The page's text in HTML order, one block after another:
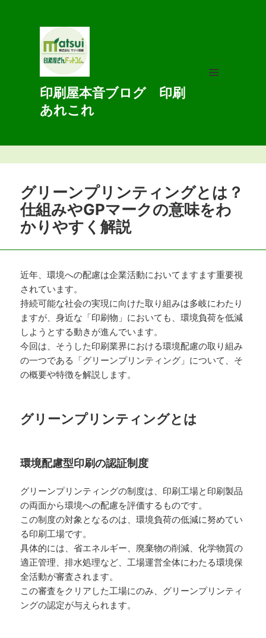
印刷屋本音ブログ 印刷
あれこれ
グリーンプリンティングとは？
仕組みやGPマークの意味をわ
かりやすく解説
近年、環境への配慮は企業活動においてますます重要視
されています。
持続可能な社会の実現に向けた取り組みは多岐にわたり
ますが、身近な「印刷物」においても、環境負荷を低減
しようとする動きが進んでいます。
今回は、そうした印刷業界における環境配慮の取り組み
の一つである「グリーンプリンティング」について、そ
の概要や特徴を解説します。
グリーンプリンティングとは
環境配慮型印刷の認証制度
グリーンプリンティングの制度は、印刷工場と印刷製品
の両面から環境への配慮を評価するものです。
この制度の対象となるのは、環境負荷の低減に努めてい
る印刷工場です。
具体的には、省エネルギー、廃棄物の削減、化学物質の
適正管理、排水処理など、工場運営全体にわたる環境保
全活動が審査されます。
この審査をクリアした工場にのみ、グリーンプリンティ
ングの認定が与えられます。